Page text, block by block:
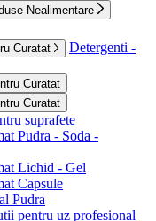
Nealimentare
Curatat
Detergenti -
Curatat
Curatat
suprafete
Pudra - Soda -
Lichid - Gel
Capsule
Pudra
pentru uz profesional